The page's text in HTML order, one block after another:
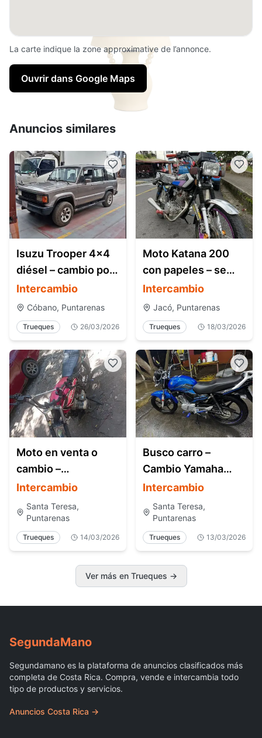
La carte indique la zone approximative de l’annonce.
Ouvrir dans Google Maps
Anuncios similares
Isuzu Trooper 4x4
diésel – cambio por
pick-up – Cóbano
Intercambio
Cóbano, Puntarenas
Trueques 26/03/2026
Moto Katana 200
con papeles – se
vende o se cambia –
Jacó Costa Rica
Intercambio
Jacó, Puntarenas
Trueques 18/03/2026
Moto en venta o
cambio –
Puntarenas Santa
Teresa
Intercambio
Santa Teresa,
Puntarenas
Trueques 14/03/2026
Busco carro –
Cambio Yamaha
YBR 2025 casi
nueva
Intercambio
Santa Teresa,
Puntarenas
Trueques 13/03/2026
Ver más en Trueques →
SegundaMano
Segundamano es la plataforma de anuncios clasificados más
completa de Costa Rica. Compra, vende e intercambia todo
tipo de productos y servicios.
Anuncios Costa Rica →